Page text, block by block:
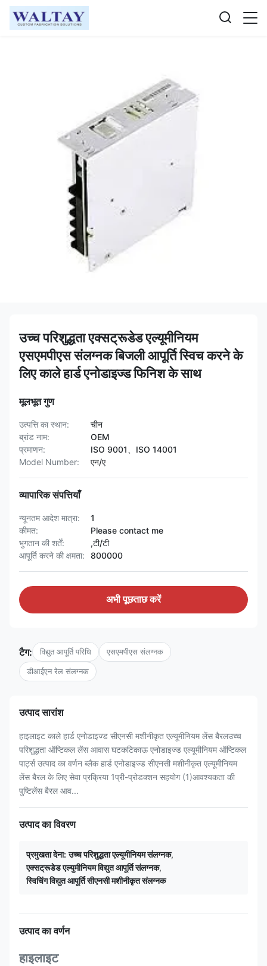
उच्च परिशुद्धता एक्सट्रूडेड एल्यूमीनियम
एसएमपीएस संलग्नक बिजली आपूर्ति स्विच करने के
लिए काले हार्ड एनोडाइज्ड फिनिश के साथ
मूलभूत गुण
उत्पत्ति का स्थान:
चीन
ब्रांड नाम:
OEM
प्रमाणन:
ISO 9001、ISO 14001
Model Number:
एन/ए
व्यापारिक संपत्तियाँ
न्यूनतम आदेश मात्रा:
1
कीमत:
Please contact me
भुगतान की शर्तें:
,टी/टी
आपूर्ति करने की क्षमता:
800000
अभी पूछताछ करें
टैग: विद्युत आपूर्ति परिधि एसएमपीएस संलग्नक
डीआईएन रेल संलग्नक
उत्पाद सारांश
हाइलाइट काले हार्ड एनोडाइज्ड सीएनसी मशीनीकृत एल्यूमीनियम लेंस बैरलउच्च
परिशुद्धता ऑप्टिकल लेंस आवास घटकटिकाऊ एनोडाइज्ड एल्यूमीनियम ऑप्टिकल
पार्ट्स उत्पाद का वर्णन ब्लैक हार्ड एनोडाइज्ड सीएनसी मशीनीकृत एल्यूमीनियम
लेंस बैरल के लिए सेवा प्रक्रिया 1प्री-प्रोडक्शन सहयोग (1)आवश्यकता की
पुष्टिलेंस बैरल आव...
उत्पाद का विवरण
प्रमुखता देना: उच्च परिशुद्धता एल्यूमीनियम संलग्नक,
एक्सट्रूडेड एल्युमीनियम विद्युत आपूर्ति संलग्नक,
स्विचिंग विद्युत आपूर्ति सीएनसी मशीनीकृत संलग्नक
उत्पाद का वर्णन
हाइलाइट